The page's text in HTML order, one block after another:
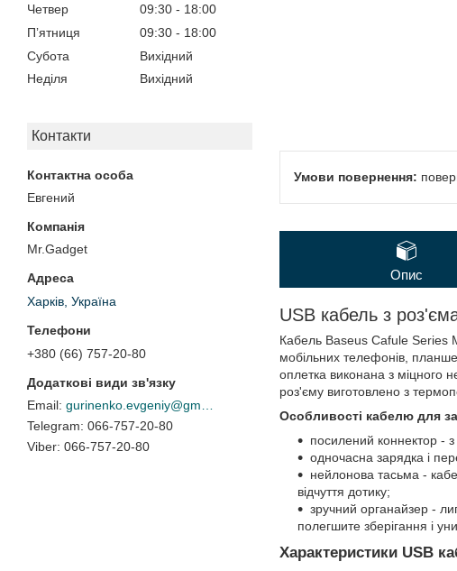
Четвер
09:30
18:00
Пʼятниця
09:30
18:00
Субота
Вихідний
Неділя
Вихідний
Контакти
Евгений
Mr.Gadget
Харків, Україна
+380 (66) 757-20-80
066-757-20-80
066-757-20-80
Опис
USB кабель з
Кабель Baseus Cafule Series
мобільних телефонів,
оплетка виконана з міцного
роз'єму виготовлено з
Особливості кабелю для
посилений коннектор -
одночасна зарядка і
нейлонова тасьма -
відчуття дотику;
зручний органайзер -
полегшите зберігання і
Характеристики USB